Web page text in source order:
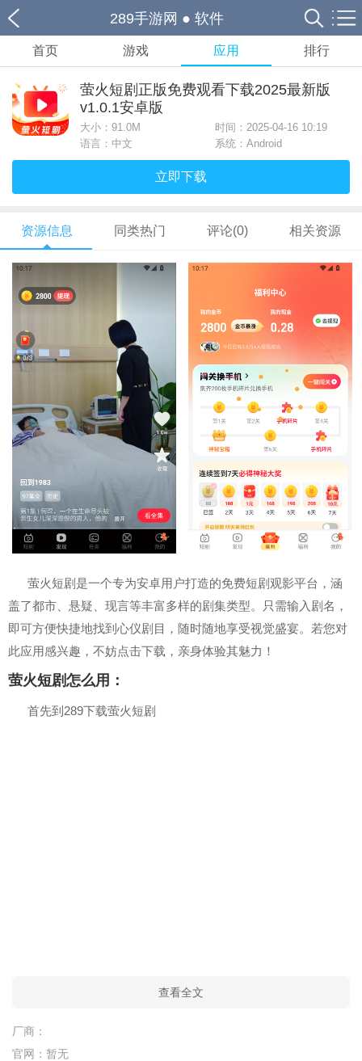
289手游网 ● 软件
首页 游戏 应用 排行
萤火短剧正版免费观看下载2025最新版
v1.0.1安卓版
大小： 91.0M
时间：2025-04-16 10:19
语言：中文
系统：Android
立即下载
资源信息 同类热门 评论(0) 相关资源
萤火短剧是一个专为安卓用户打造的免费短剧观影平台，涵
盖了都市、悬疑、现言等丰富多样的剧集类型。只需输入剧名，
即可方便快捷地找到心仪剧目，随时随地享受视觉盛宴。若您对
此应用感兴趣，不妨点击下载，亲身体验其魅力！
萤火短剧怎么用：
首先到289下载萤火短剧
查看全文
厂商：
官网： 暂无